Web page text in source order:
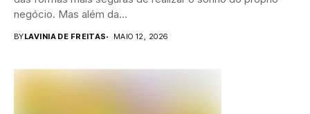
negócio. Mas além da...
BYLAVINIA DE FREITAS MAIO 12, 2026